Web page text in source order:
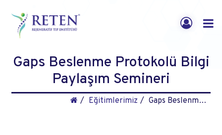
Gaps Beslenme Protokolü Bilgi
Paylaşım Semineri
Eğitimlerimiz Gaps Beslenme Protokolü Bilgi Paylaşım Semineri